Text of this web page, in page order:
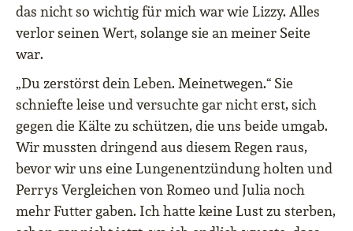
das nicht so wichtig für mich war wie Lizzy. Alles
verlor seinen Wert, solange sie an meiner Seite
war.
„Du zerstörst dein Leben. Meinetwegen.“ Sie
schniefte leise und versuchte gar nicht erst, sich
gegen die Kälte zu schützen, die uns beide umgab.
Wir mussten dringend aus diesem Regen raus,
bevor wir uns eine Lungenentzündung holten und
Perrys Vergleichen von Romeo und Julia noch
mehr Futter gaben. Ich hatte keine Lust zu sterben,